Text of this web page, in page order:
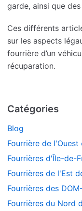
garde, ainsi que
Ces différents
sur les aspects
fourrière d’un
récuparation.
Catégories
Blog
Fourrière de l'Ouest
Fourrières d'Île-de-
Fourrières de l'Est
Fourrières des
Fourrières du Nord